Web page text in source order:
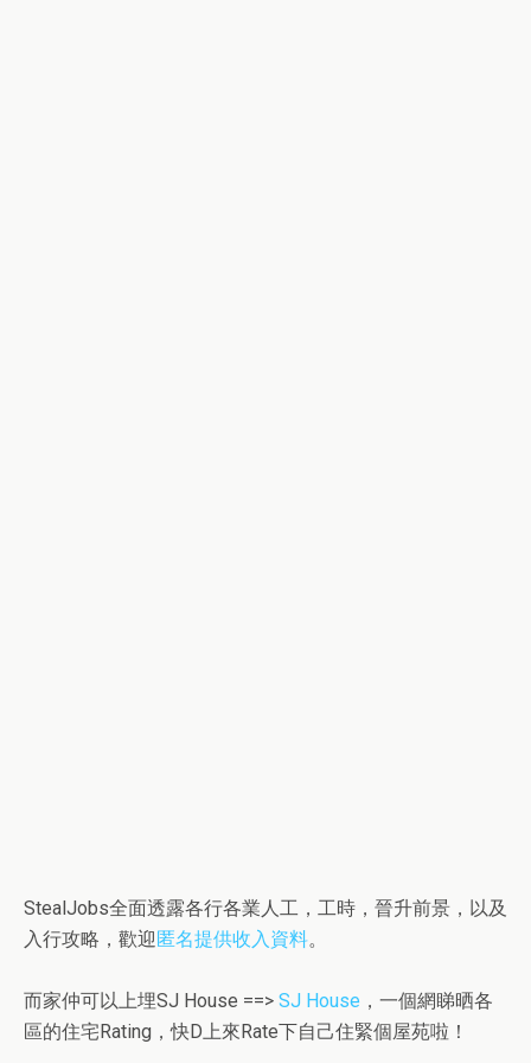
StealJobs全面透露各行各業人工，工時，晉升前景，以及
入行攻略，歡迎 匿名提供收入資料。
而家仲可以上埋SJ House ==> SJ House ，一個網睇晒各
區的住宅Rating，快D上來Rate下自己住緊個屋苑啦！